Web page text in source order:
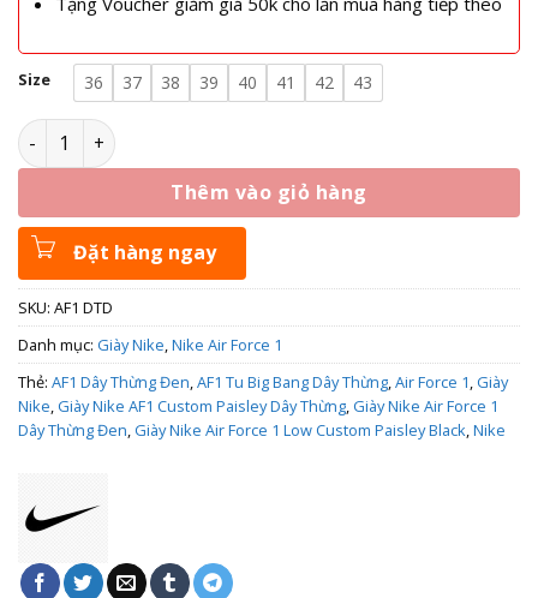
Size 36 37 38 39 40 41 42 43
AF1 Dây Thừng Đen - Giày Nike Air Force 1 Dây Thừng Đen
Thêm vào giỏ hàng
Đặt hàng ngay
SKU: AF1 DTD
Danh mục: Giày Nike Nike Air Force 1
Thẻ: AF1 Dây Thừng Đen AF1 Tu Big Bang Dây Thừng Air Force 1 Giày
Nike Giày Nike AF1 Custom Paisley Dây Thừng Giày Nike Air Force 1
Dây Thừng Đen Giày Nike Air Force 1 Low Custom Paisley Black Nike